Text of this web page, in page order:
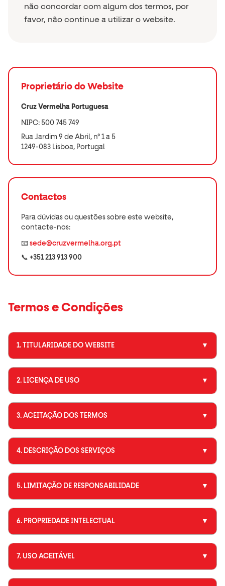
não concordar com algum dos termos, por
favor, não continue a utilizar o website.
Proprietário do Website
Cruz Vermelha Portuguesa
NIPC: 500 745 749
Rua Jardim 9 de Abril, nº 1 a 5
1249-083 Lisboa, Portugal
Contactos
Para dúvidas ou questões sobre este website,
contacte-nos:
📧 sede@cruzvermelha.org.pt
📞 +351 213 913 900
Termos e Condições
1. TITULARIDADE DO WEBSITE ▼
2. LICENÇA DE USO ▼
3. ACEITAÇÃO DOS TERMOS ▼
4. DESCRIÇÃO DOS SERVIÇOS ▼
5. LIMITAÇÃO DE RESPONSABILIDADE ▼
6. PROPRIEDADE INTELECTUAL ▼
7. USO ACEITÁVEL ▼